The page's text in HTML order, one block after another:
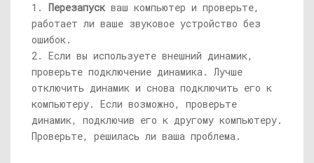
1. Перезапускваш компьютер и проверьте,
работает ли ваше звуковое устройство без
ошибок.
2. Если вы используете внешний динамик,
проверьте подключение динамика. Лучше
отключить динамик и снова подключить его к
компьютеру. Если возможно, проверьте
динамик, подключив его к другому компьютеру.
Проверьте, решилась ли ваша проблема.